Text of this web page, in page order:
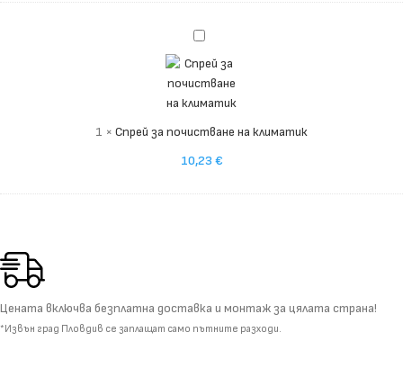
Спрей
почистване
1 × Спрей за почистване на климатик
10,23 €
Цената включва безплатна доставка и монтаж за цялата страна!
*Извън град Пловдив се заплащат само пътните разходи.